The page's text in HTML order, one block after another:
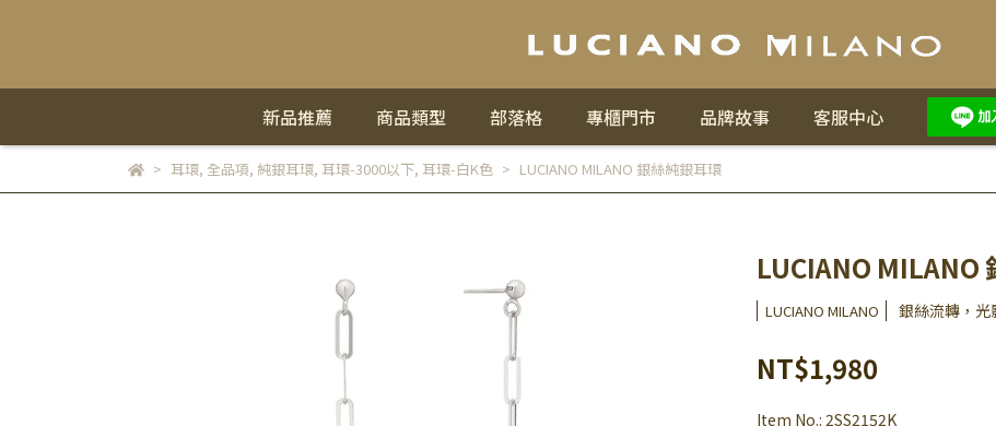
新品推薦 商品類型 部落格 專櫃門市 品牌故事 客服中心
耳環, 全品項, 純銀耳環, 耳環-3000以下, 耳環-白K色 LUCIANO MILANO 銀絲純銀耳環
LUCIANO MILANO
LUCIANO MILANO 銀絲流轉，光
NT$1,980
Item No.: 2SS2152K